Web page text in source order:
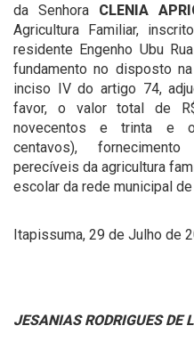
da Senhora CLENIA
Agricultura Familiar,
residente Engenho Ubu
fundamento no disposto
inciso IV do artigo 74,
favor, o valor total de
novecentos e trinta e
centavos),
perecíveis da agricultura
escolar da rede municipal
Itapissuma, 29 de Julho de
JESANIAS RODRIGUES DE